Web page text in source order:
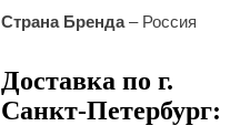
Страна Бренда– Россия
Доставка по г.
Санкт-Петербург: